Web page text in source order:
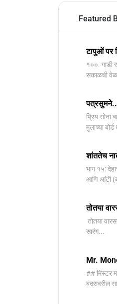
Featured
टापुओं पर
१००. गाडी
सकाळची
प्रिय सोना
मुलाच्या
शांततेच
भाग १५:
आणि आंटी
तोतया
तोतया
सारंग...
Mr.
## मिस्टर
बंदरावरील